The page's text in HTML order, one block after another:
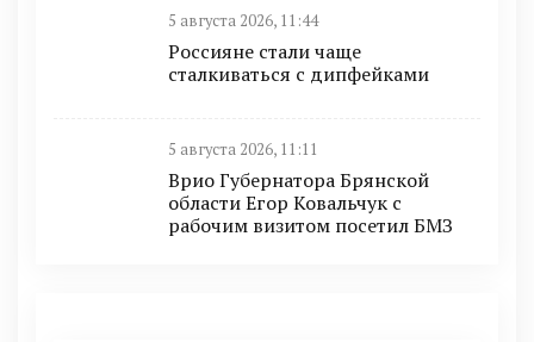
5 августа 2026, 11:44
Россияне стали чаще
сталкиваться с дипфейками
5 августа 2026, 11:11
Врио Губернатора Брянской
области Егор Ковальчук с
рабочим визитом посетил БМЗ